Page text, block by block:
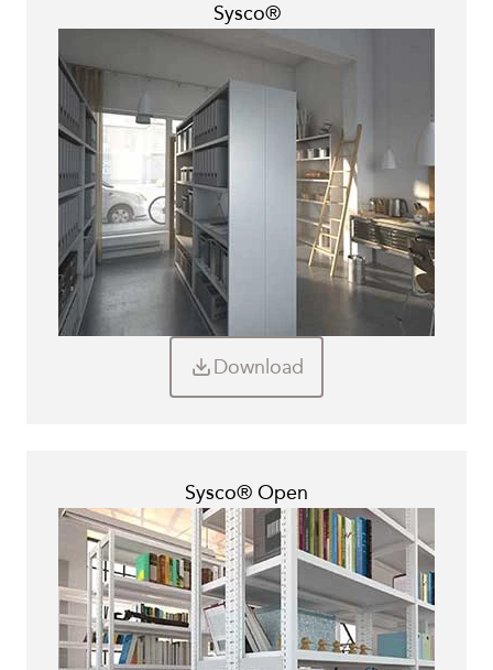
Sysco®
Download
Sysco® Open